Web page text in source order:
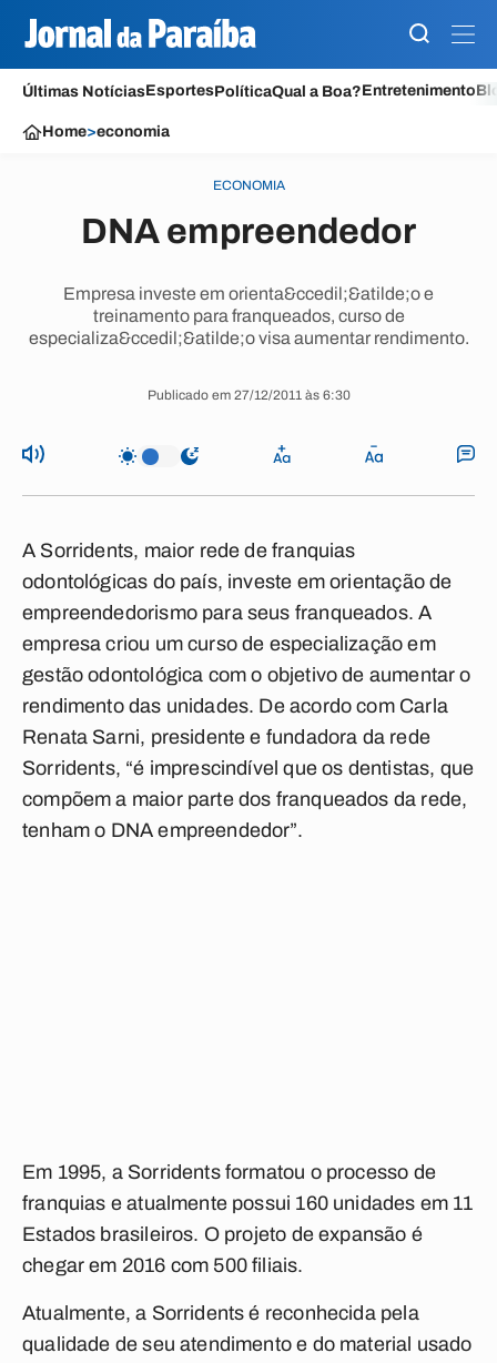
Últimas NotíciasEsportesPolíticaQual a Boa?Entretenimento
Home>economia
ECONOMIA
DNA empreendedor
Empresa investe em orienta&ccedil;&atilde;o e
treinamento para franqueados, curso de
especializa&ccedil;&atilde;o visa aumentar rendimento.
Publicado em 27/12/2011 às 6:30
A Sorridents, maior rede de franquias
odontológicas do país, investe em orientação de
empreendedorismo para seus franqueados. A
empresa criou um curso de especialização em
gestão odontológica com o objetivo de aumentar o
rendimento das unidades. De acordo com Carla
Renata Sarni, presidente e fundadora da rede
Sorridents, “é imprescindível que os dentistas, que
compõem a maior parte dos franqueados da rede,
tenham o DNA empreendedor”.
Em 1995, a Sorridents formatou o processo de
franquias e atualmente possui 160 unidades em 11
Estados brasileiros. O projeto de expansão é
chegar em 2016 com 500 filiais.
Atualmente, a Sorridents é reconhecida pela
qualidade de seu atendimento e do material usado